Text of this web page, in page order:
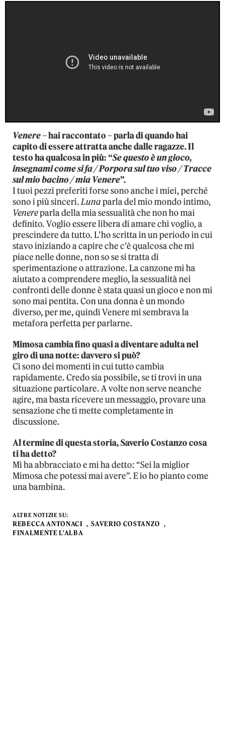
Venere– hai raccontato – parla di quando hai
capito di essere attratta anche dalle ragazze. Il
testo ha qualcosa in più: “Se questo è un gioco,
insegnami come si fa / Porpora sul tuo viso / Tracce
sul mio bacino / mia Venere”.
I tuoi pezzi preferiti forse sono anche i miei, perché
sono i più sinceri.Lunaparla del mio mondo intimo,
Venereparla della mia sessualità che non ho mai
definito. Voglio essere libera di amare chi voglio, a
prescindere da tutto. L’ho scritta in un periodo in cui
stavo iniziando a capire che c’è qualcosa che mi
piace nelle donne, non so se si tratta di
sperimentazione o attrazione. La canzone mi ha
aiutato a comprendere meglio, la sessualità nei
confronti delle donne è stata quasi un gioco e non mi
sono mai pentita. Con una donna è un mondo
diverso, per me, quindi Venere mi sembrava la
metafora perfetta per parlarne.
Mimosa cambia fino quasi a diventare adulta nel
giro di una notte: davvero si può?
Ci sono dei momenti in cui tutto cambia
rapidamente. Credo sia possibile, se ti trovi in una
situazione particolare. A volte non serve neanche
agire, ma basta ricevere un messaggio, provare una
sensazione che ti mette completamente in
discussione.
Al termine di questa storia, Saverio Costanzo cosa
ti ha detto?
Mi ha abbracciato e mi ha detto: “Sei la miglior
Mimosa che potessi mai avere”. E io ho pianto come
una bambina.
ALTRE NOTIZIE SU:
REBECCA ANTONACI
SAVERIO COSTANZO
FINALMENTE L'ALBA